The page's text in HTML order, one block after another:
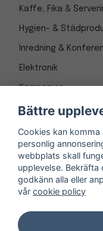
Kaffe, Fika &
Hygien- &
Inredning &
Elektronik
Kampanjer
© Copyright 1997-2026
Bättre
Cookies kan
personlig
webbplats skall
upplevelse.
godkänn alla eller
vår cookie policy